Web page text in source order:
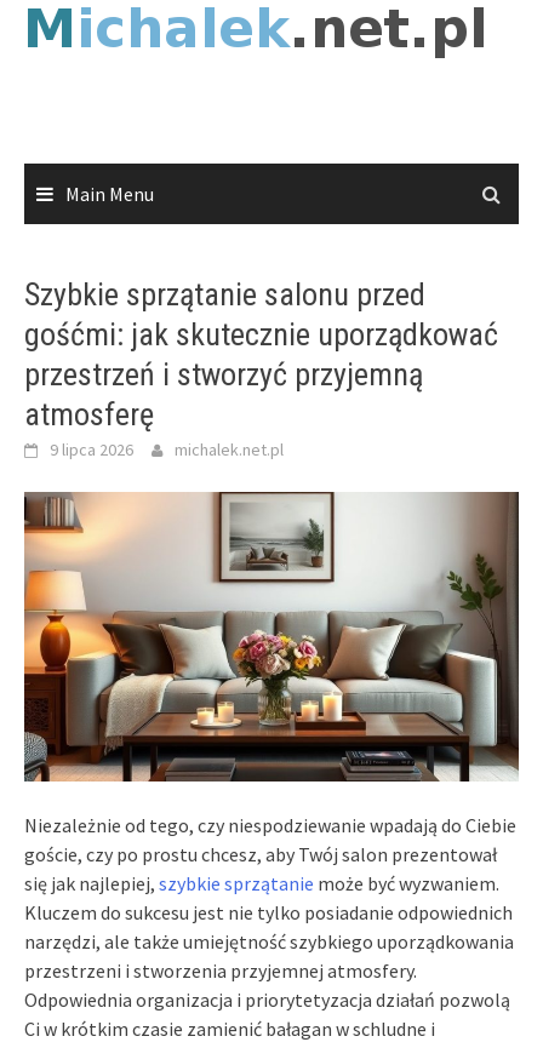
Skip
Main Menu
Szybkie sprzątanie salonu przed
gośćmi: jak skutecznie uporządkować
przestrzeń i stworzyć przyjemną
atmosferę
9 lipca 2026 michalek.net.pl
Niezależnie od tego, czy niespodziewanie wpadają do Ciebie
goście, czy po prostu chcesz, aby Twój salon prezentował
się jak najlepiej, szybkie sprzątanie może być wyzwaniem.
Kluczem do sukcesu jest nie tylko posiadanie odpowiednich
narzędzi, ale także umiejętność szybkiego uporządkowania
przestrzeni i stworzenia przyjemnej atmosfery.
Odpowiednia organizacja i priorytetyzacja działań pozwolą
Ci w krótkim czasie zamienić bałagan w schludne i